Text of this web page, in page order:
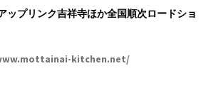
ップリンク吉祥寺ほか全国順次ロードショ
kitchen.net/